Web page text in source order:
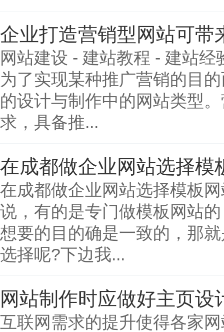
企业打造营销型网站可带
网站建设 - 建站教程 - 建站
为了实现某种推广营销的目
的设计与制作中的网站类型
求，具备推...
在成都做企业网站选择模
在成都做企业网站选择模板
说，有的是专门做模板网站
想要的目的确是一致的，那
选择呢?下边我...
网站制作时应做好主页设
互联网需求的提升使得各家